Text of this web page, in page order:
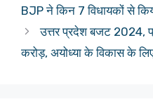
BJP ने किन 7 विधायकों से
उत्तर प्रदेश बजट 2024,
करोड़, अयोध्या के विकास के